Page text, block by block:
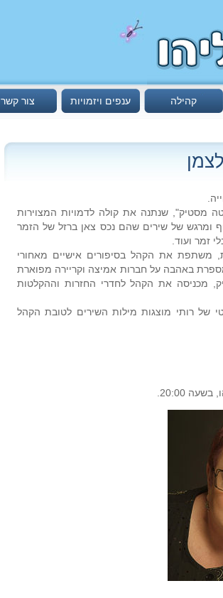
צור קשר ענפים ויזמויות קהילה
מסטיק", שנתנה את קולה לדמויות המצוירות
ומרגש של שירים שהם נכס צאן ברזל של הזמר
זמר ועוד.
משתפת את הקהל בסיפורים אישיים מאחורי
באהבה על חברות אמיצה וקריירה מפוארת
מכניסה את הקהל לחדרי החזרות וההקלטות
של רותי מוצגות מילות השירים לטובת הקהל